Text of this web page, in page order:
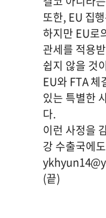
또한, EU 집
하지만 EU로
관세를 적용
쉽지 않을 것
EU와 FTA 체
있는 특별한
다.
이런 사정을
강 수출국에
(끝)